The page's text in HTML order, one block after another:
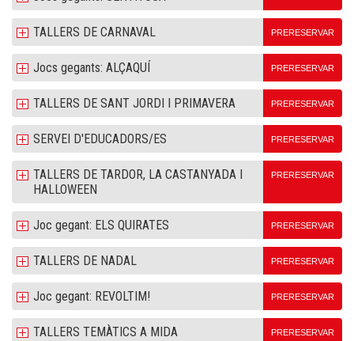
TALLERS DE CARNAVAL PRERESERVAR
Jocs gegants: ALÇAQUÍ PRERESERVAR
TALLERS DE SANT JORDI I PRIMAVERA PRERESERVAR
SERVEI D'EDUCADORS/ES PRERESERVAR
TALLERS DE TARDOR, LA CASTANYADA I
HALLOWEEN
PRERESERVAR
Joc gegant: ELS QUIRATES PRERESERVAR
TALLERS DE NADAL PRERESERVAR
Joc gegant: REVOLTIM! PRERESERVAR
TALLERS TEMÀTICS A MIDA PRERESERVAR